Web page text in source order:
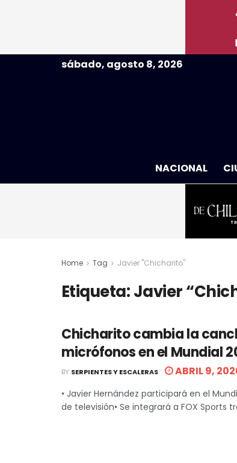
sábado, agosto 8, 2026
NACIONAL
Home Tag Javier "Chicharito"
Etiqueta:Javier
Chicharito cambia la
micrófonos en el Mundial
BY SERPIENTES Y ESCALERAS ABRIL 9,
• Javier Hernández participará en el
de televisión• Se integrará a FOX Sports